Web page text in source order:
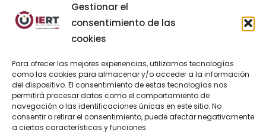
Gestionar el
consentimiento de las
cookies
Para ofrecer las mejores experiencias, utilizamos tecnologías
como las cookies para almacenar y/o acceder a la información
del dispositivo. El consentimiento de estas tecnologías nos
permitirá procesar datos como el comportamiento de
navegación o las identificaciones únicas en este sitio. No
consentir o retirar el consentimiento, puede afectar negativamente
a ciertas características y funciones.
24 26 27
«
Jul
BUSCAR AHORA